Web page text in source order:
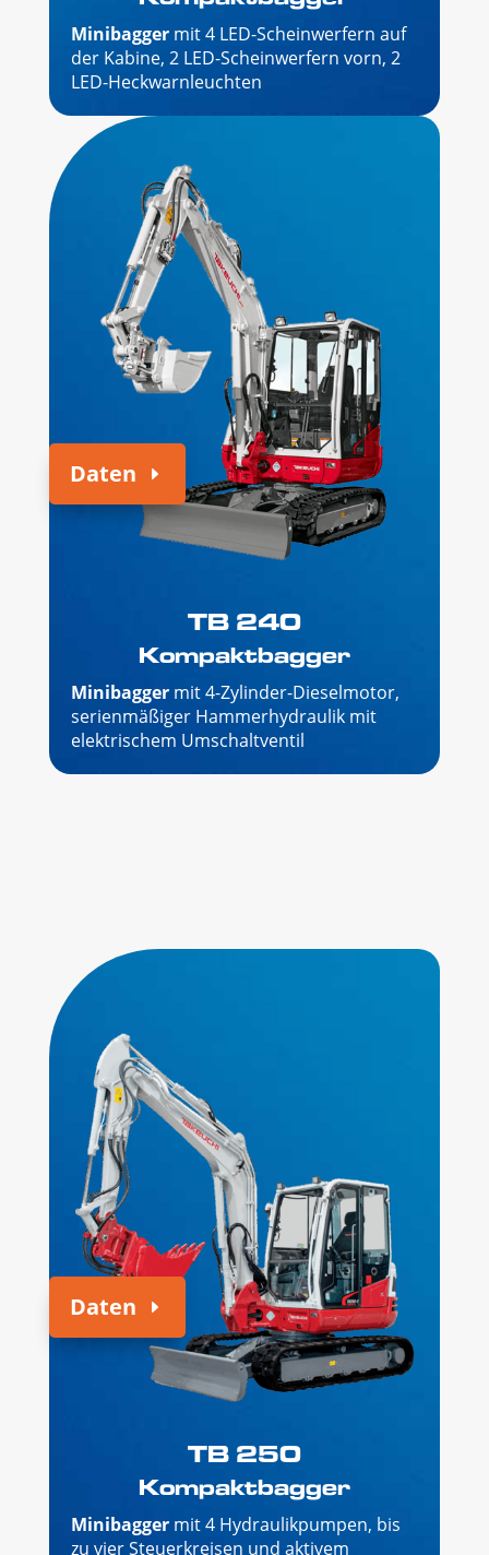
Minibaggermit 4 LED-Scheinwerfern auf
der Kabine, 2 LED-Scheinwerfern vorn, 2
LED-Heckwarnleuchten
TB 240
Kompaktbagger
Minibaggermit 4-Zylinder-Dieselmotor,
serienmäßiger Hammerhydraulik mit
elektrischem Umschaltventil
Daten
TB 250
Kompaktbagger
Minibaggermit 4 Hydraulikpumpen, bis
zu vier Steuerkreisen und aktivem
Daten